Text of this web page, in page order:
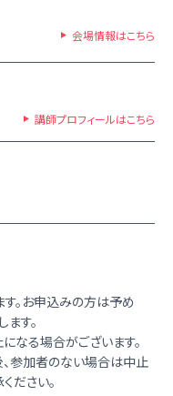
会場情報はこちら
講師プロフィールはこちら
。お申込みの方は予め
す。
なる場合がございます。
参加者のない場合は中止
ださい。